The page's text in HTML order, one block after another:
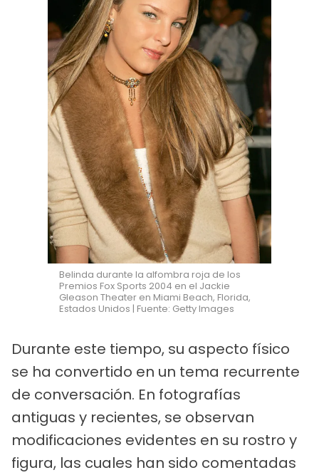
Belinda durante la alfombra roja de los
Premios Fox Sports 2004 en el Jackie
Gleason Theater en Miami Beach, Florida,
Estados Unidos | Fuente: Getty Images
Durante este tiempo, su aspecto físico
se ha convertido en un tema recurrente
de conversación. En fotografías
antiguas y recientes, se observan
modificaciones evidentes en su rostro y
figura, las cuales han sido comentadas